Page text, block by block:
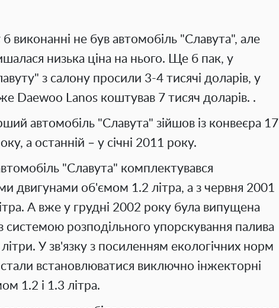
виконанні не був автомобіль "Славута", але
низька ціна на нього. Ще б пак, у
з салону просили 3-4 тисячі доларів, у
Daewoo Lanos коштував 7 тисяч доларів. .
автомобіль "Славута" зійшов із конвеєра 17
а останній – у січні 2011 року.
"Славута" комплектувався
двигунами об'ємом 1.2 літра, а з червня 2001
А вже у грудні 2002 року була випущена
системою розподільного упорскування палива
У зв'язку з посиленням екологічних норм
встановлюватися виключно інжекторні
1.2 і 1.3 літра.